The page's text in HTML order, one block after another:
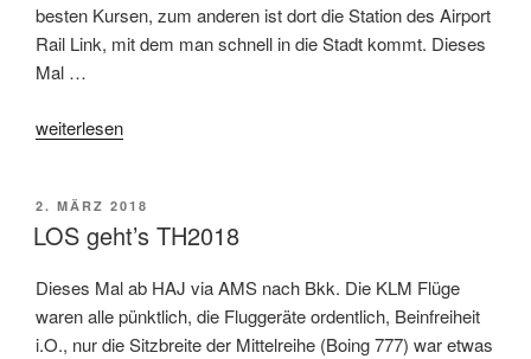
besten Kursen, zum anderen ist dort die Station des Airport
Rail Link, mit dem man schnell in die Stadt kommt. Dieses
Mal …
„Angekommen“
weiterlesen
VERÖFFENTLICHT
AM
2. MÄRZ 2018
LOS geht’s TH2018
Dieses Mal ab HAJ via AMS nach Bkk. Die KLM Flüge
waren alle pünktlich, die Fluggeräte ordentlich, Beinfreiheit
i.O., nur die Sitzbreite der Mittelreihe (Boing 777) war etwas